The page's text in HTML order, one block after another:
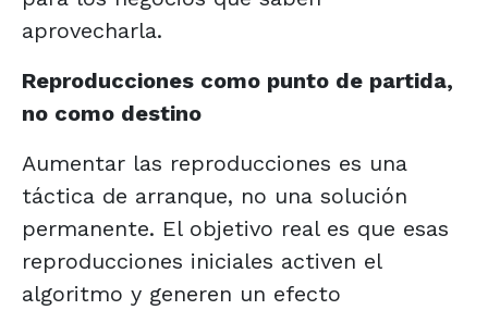
aprovecharla.
Reproducciones como punto de partida,
no como destino
Aumentar las reproducciones es una
táctica de arranque, no una solución
permanente. El objetivo real es que esas
reproducciones iniciales activen el
algoritmo y generen un efecto